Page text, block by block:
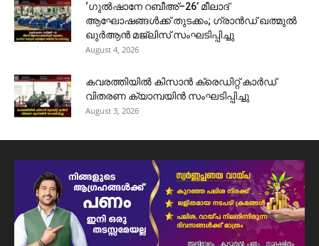
‘ഗുൽഷാനേ റബീഅ്–26’ മീലാദ്
ആഘോഷങ്ങൾക്ക് തുടക്കം; ഗ്രാൻഡ് ഖത്മുൽ
ഖുർആൻ മജ്‌ലിസ് സംഘടിപ്പിച്ചു
August 4, 2026
കവരത്തിയിൽ കിസാൻ ക്രെഡിറ്റ് കാർഡ്
വിതരണ ക്യാമ്പയിൻ സംഘടിപ്പിച്ചു
August 3, 2026